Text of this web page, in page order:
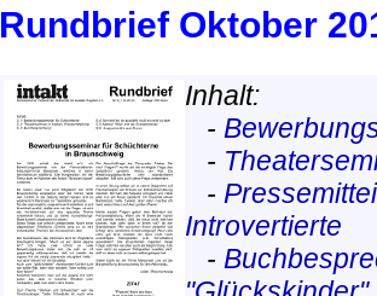
Rundbrief Oktober
Inhalt:
-
-
-
Introvertierte
-